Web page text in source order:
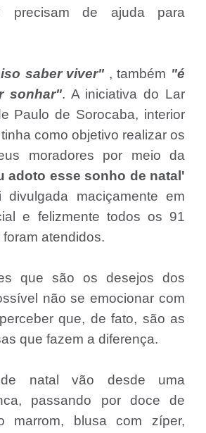
precisam de ajuda para
saber viver" , também "é
sonhar". A iniciativa do Lar
Paulo de Sorocaba, interior
como objetivo realizar os
moradores por meio da
adoto esse sonho de natal'
maciçamente em
e felizmente todos os 91
atendidos.
que são os desejos dos
não se emocionar com
que, de fato, são as
que fazem a diferença.
natal vão desde uma
passando por doce de
marrom, blusa com zíper,